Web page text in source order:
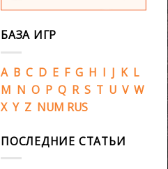
БАЗА ИГР
A B C D E F G H I J K L
M N O P Q R S T U V W
X Y Z NUM RUS
ПОСЛЕДНИЕ СТАТЬИ